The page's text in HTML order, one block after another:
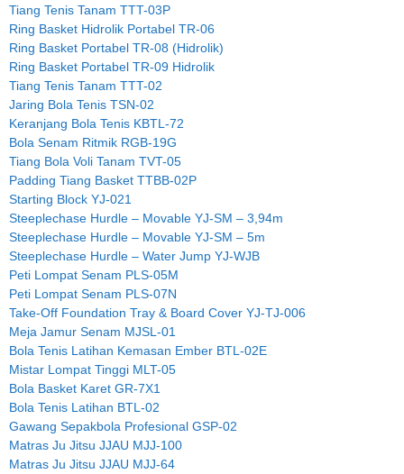
Tiang Tenis Tanam TTT-03P
Ring Basket Hidrolik Portabel TR-06
Ring Basket Portabel TR-08 (Hidrolik)
Ring Basket Portabel TR-09 Hidrolik
Tiang Tenis Tanam TTT-02
Jaring Bola Tenis TSN-02
Keranjang Bola Tenis KBTL-72
Bola Senam Ritmik RGB-19G
Tiang Bola Voli Tanam TVT-05
Padding Tiang Basket TTBB-02P
Starting Block YJ-021
Steeplechase Hurdle – Movable YJ-SM – 3,94m
Steeplechase Hurdle – Movable YJ-SM – 5m
Steeplechase Hurdle – Water Jump YJ-WJB
Peti Lompat Senam PLS-05M
Peti Lompat Senam PLS-07N
Take-Off Foundation Tray & Board Cover YJ-TJ-006
Meja Jamur Senam MJSL-01
Bola Tenis Latihan Kemasan Ember BTL-02E
Mistar Lompat Tinggi MLT-05
Bola Basket Karet GR-7X1
Bola Tenis Latihan BTL-02
Gawang Sepakbola Profesional GSP-02
Matras Ju Jitsu JJAU MJJ-100
Matras Ju Jitsu JJAU MJJ-64